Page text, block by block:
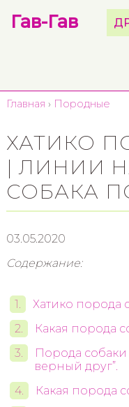
Гав-Гав
Главная › Породные
ХАТИКО
| ЛИНИИ
СОБАКА
03.05.2020
Содержание:
Хатико порода
Какая порода
Порода собаки
верный друг”.
Какая порода